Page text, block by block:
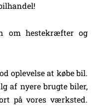
om hestekræfter og
oplevelse at købe bil.
af nyere brugte biler,
på vores værksted.